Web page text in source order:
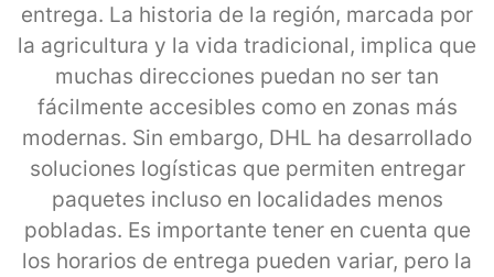
entrega. La historia de la región, marcada por
la agricultura y la vida tradicional, implica que
muchas direcciones puedan no ser tan
fácilmente accesibles como en zonas más
modernas. Sin embargo, DHL ha desarrollado
soluciones logísticas que permiten entregar
paquetes incluso en localidades menos
pobladas. Es importante tener en cuenta que
los horarios de entrega pueden variar, pero la